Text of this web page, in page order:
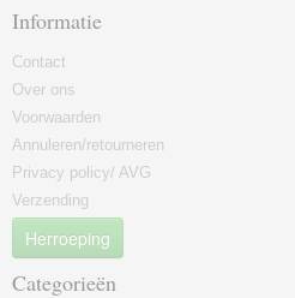
Informatie
Contact
Over ons
Voorwaarden
Annuleren/retourneren
Privacy policy/ AVG
Verzending
Herroeping
Categorieën